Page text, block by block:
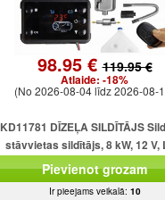
98.95 €119.95 €
Atlaide: -18%
(No 2026-08-04 līdz 2026-08-
KD11781 DĪZEĻA SILDĪTĀJS
stāvvietas sildītājs, 8 kW, 12 V,
displejs, tīmekļa pārlūkpr
Pievienot grozam
Ir pieejams veikalā: 10